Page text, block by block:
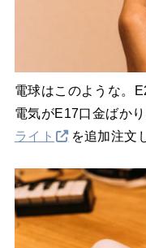
電球はこのような。
電気がE17口金ばか
ライト
を追加注文